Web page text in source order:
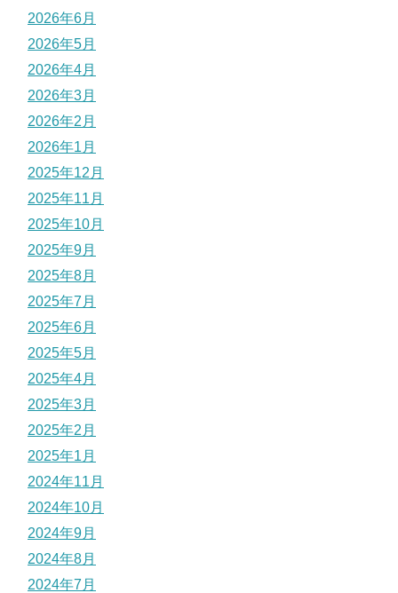
2026年6月
2026年5月
2026年4月
2026年3月
2026年2月
2026年1月
2025年12月
2025年11月
2025年10月
2025年9月
2025年8月
2025年7月
2025年6月
2025年5月
2025年4月
2025年3月
2025年2月
2025年1月
2024年11月
2024年10月
2024年9月
2024年8月
2024年7月